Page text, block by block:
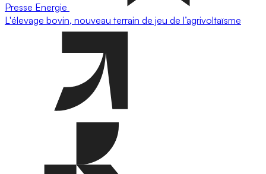
Presse Energie
L'élevage bovin, nouveau terrain de jeu de l’agrivoltaïsme